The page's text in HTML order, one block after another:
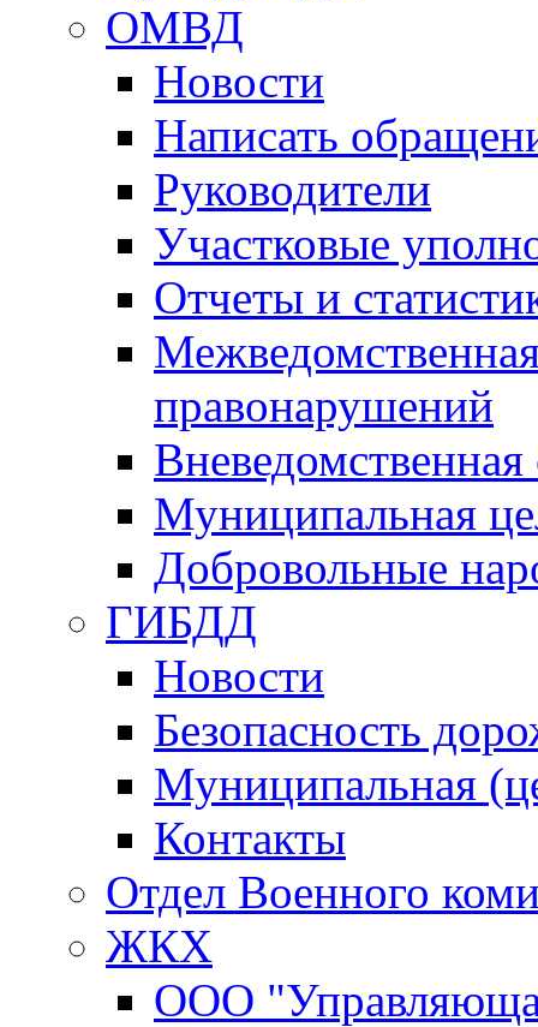
ОМВД
Новости
Написать
Руководители
Участковые
Отчеты и
правонарушений
Вневедомственная
Муниципальная
Добровольные
ГИБДД
Новости
Безопасность
Муниципальная
Контакты
Отдел Военного
ЖКХ
ООО